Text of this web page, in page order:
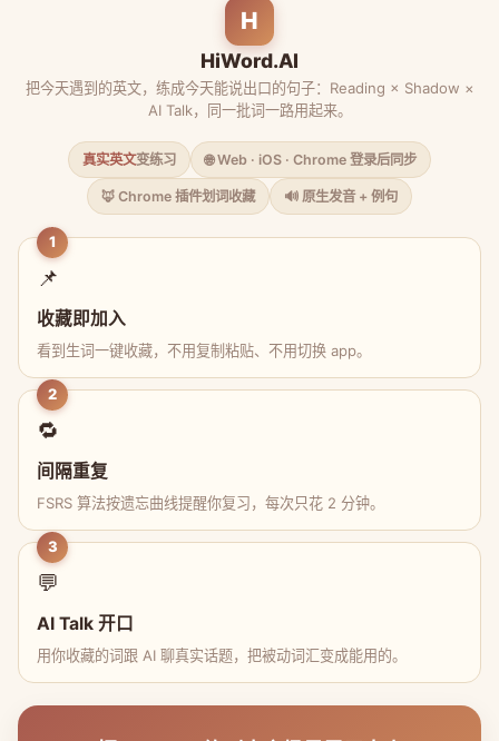
H
HiWord.AI
把今天遇到的英文，练成今天能说出口的句子：Reading × Shadow ×
AI Talk，同一批词一路用起来。
真实英文变练习 🌐 Web · iOS · Chrome 登录后同步
🦊 Chrome 插件划词收藏 🔊 原生发音 + 例句
1
📌
收藏即加入
看到生词一键收藏，不用复制粘贴、不用切换 app。
2
🔁
间隔重复
FSRS 算法按遗忘曲线提醒你复习，每次只花 2 分钟。
3
💬
AI Talk 开口
用你收藏的词跟 AI 聊真实话题，把被动词汇变成能用的。